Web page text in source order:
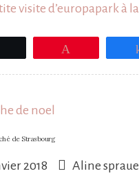
à
visite d’europapark à
de Strasbourg
2018 Aline